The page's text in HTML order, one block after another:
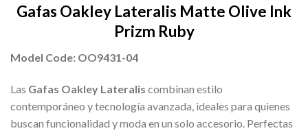
Gafas Oakley Lateralis Matte Olive Ink
Prizm Ruby
Model Code: OO9431-04
Las Gafas Oakley Lateralis combinan estilo
contemporáneo y tecnología avanzada, ideales para quienes
buscan funcionalidad y moda en un solo accesorio. Perfectas